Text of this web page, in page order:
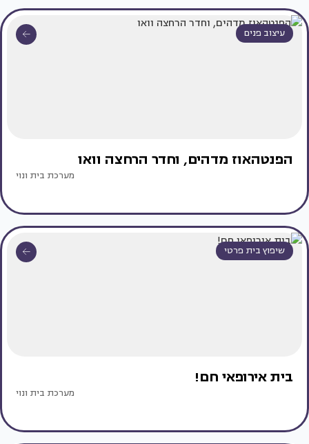
עיצוב פנים
הפנטהאוז מדהים, וחדר הרחצה וואו
מערכת בית ונוי
שיפוץ בית פרטי
בית אירופאי חם!
מערכת בית ונוי